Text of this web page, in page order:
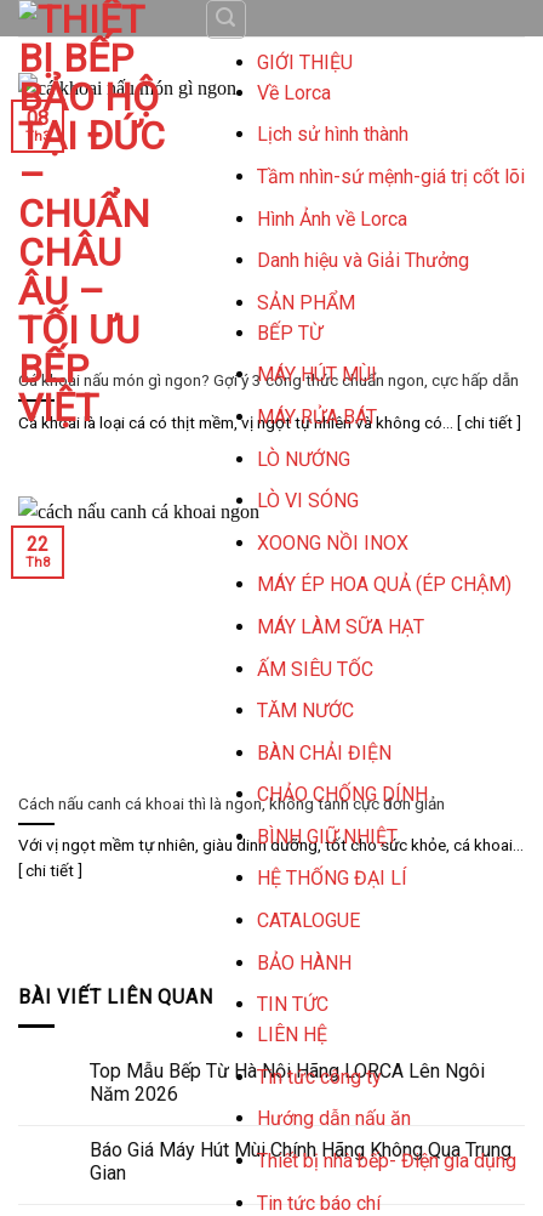
Skip
to
content
GIỚI THIỆU
Về Lorca
Lịch sử hình thành
Tầm nhìn-sứ mệnh-giá trị cốt lõi
Hình Ảnh về Lorca
Danh hiệu và Giải Thưởng
SẢN PHẨM
BẾP TỪ
MÁY HÚT MÙI
MÁY RỬA BÁT
LÒ NƯỚNG
LÒ VI SÓNG
XOONG NỒI INOX
MÁY ÉP HOA QUẢ (ÉP CHẬM)
MÁY LÀM SỮA HẠT
ẤM SIÊU TỐC
TĂM NƯỚC
BÀN CHẢI ĐIỆN
CHẢO CHỐNG DÍNH
BÌNH GIỮ NHIỆT
HỆ THỐNG ĐẠI LÍ
CATALOGUE
BẢO HÀNH
TIN TỨC
LIÊN HỆ
Tin tức công ty
Hướng dẫn nấu ăn
Thiết bị nhà bếp- Điện gia dụng
Tin tức báo chí
Cá khoai nấu món gì ngon? Gợi ý 3 công thức chuẩn ngon, cực hấp dẫn
Cá khoai là loại cá có thịt mềm, vị ngọt tự nhiên và không có... [ chi tiết ]
08
Th3
Cách nấu canh cá khoai thì là ngon, không tanh cực đơn giản
Với vị ngọt mềm tự nhiên, giàu dinh dưỡng, tốt cho sức khỏe, cá khoai...
[ chi tiết ]
22
Th8
BÀI VIẾT LIÊN QUAN
Top Mẫu Bếp Từ Hà Nội Hãng LORCA Lên Ngôi
Năm 2026
Báo Giá Máy Hút Mùi Chính Hãng Không Qua Trung
Gian